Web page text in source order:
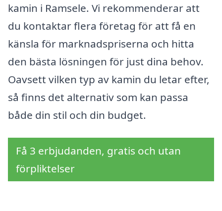
kamin i Ramsele. Vi rekommenderar att
du kontaktar flera företag för att få en
känsla för marknadspriserna och hitta
den bästa lösningen för just dina behov.
Oavsett vilken typ av kamin du letar efter,
så finns det alternativ som kan passa
både din stil och din budget.
Få 3 erbjudanden, gratis och utan
förpliktelser